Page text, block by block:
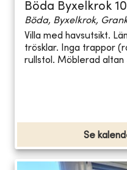
Böda Byxelkrok
Böda, Byxelkrok,
Villa med havsutsikt.
trösklar. Inga trappor
rullstol. Möblerad
Se